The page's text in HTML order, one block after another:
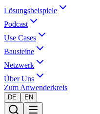
Lösungsbeispiele
Podcast
Use Cases
Bausteine
Netzwerk
Über Uns
Zum Anwenderkreis
DE EN